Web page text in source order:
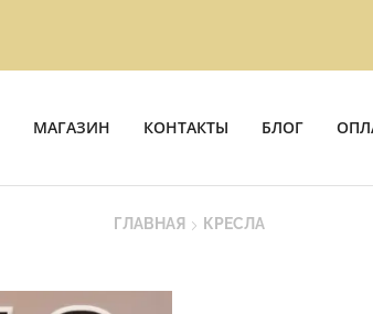
МАГАЗИН КОНТАКТЫ БЛОГ
ГЛАВНАЯ КРЕСЛА